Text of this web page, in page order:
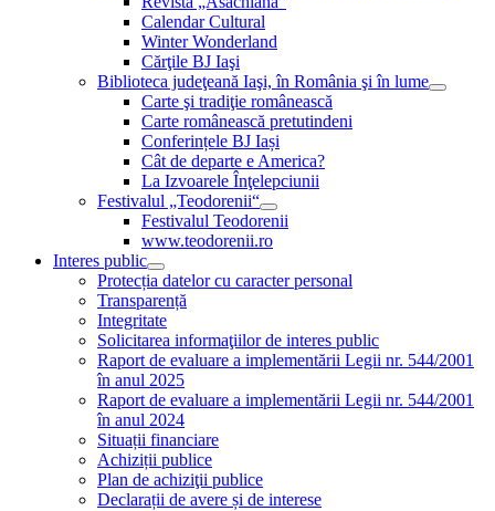
Calendar Cultural
Winter Wonderland
Cărţile BJ Iaşi
Biblioteca judeţeană Iaşi, în România şi în lume
Carte şi tradiţie românească
Carte românească pretutindeni
Conferințele BJ Iași
Cât de departe e America?
La Izvoarele Înţelepciunii
Festivalul „Teodorenii“
Festivalul Teodorenii
www.teodorenii.ro
Interes public
Protecția datelor cu caracter personal
Transparență
Integritate
Solicitarea informaţiilor de interes public
Raport de evaluare a implementării Legii nr. 544/2001
în anul 2025
Raport de evaluare a implementării Legii nr. 544/2001
în anul 2024
Situații financiare
Achiziții publice
Plan de achiziţii publice
Declarații de avere și de interese